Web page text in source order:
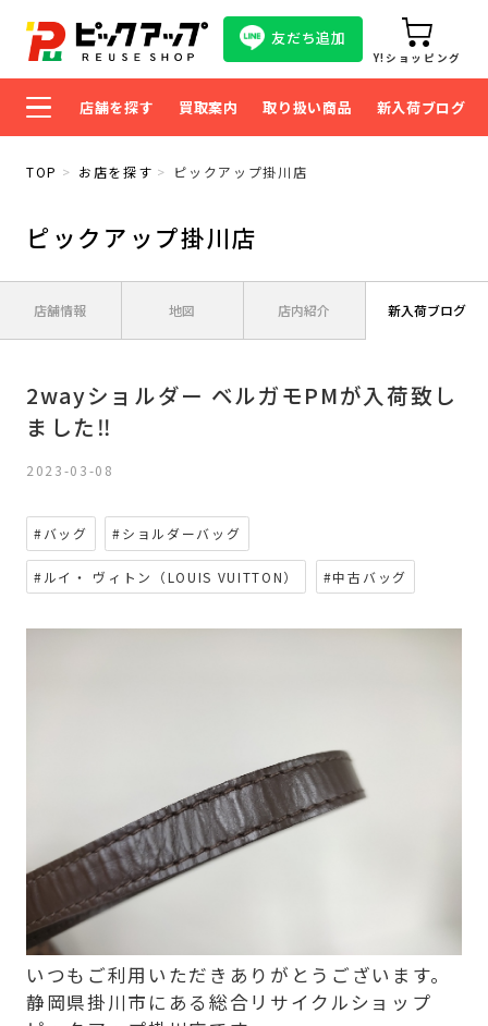
友だち追加
Y!ショッピング
店舗を探す 買取案内 取り扱い商品 新入荷ブログ
TOP お店を探す ピックアップ掛川店
ピックアップ掛川店
店舗情報 地図 店内紹介 新入荷ブログ
2wayショルダー ベルガモPMが入荷致し
ました‼
2023-03-08
#バッグ #ショルダーバッグ
#ルイ・ ヴィトン（LOUIS VUITTON） #中古バッグ
いつもご利用いただきありがとうございます。
静岡県掛川市にある総合リサイクルショップ